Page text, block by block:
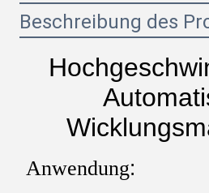
Beschreibung des
Anwendung: